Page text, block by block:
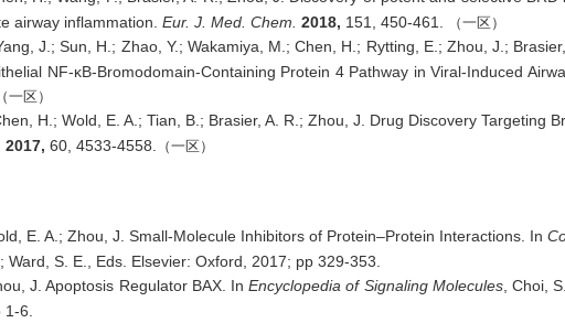
airway inflammation. Eur. J. Med. Chem. 2018, 151, 450-461.
（一区）
J.; Sun, H.; Zhao, Y.; Wakamiya, M.; Chen, H.; Rytting, E.; Zhou, J.;
NF-κB-Bromodomain-Containing Protein 4 Pathway in Viral-Induced
（一区）
H.; Wold, E. A.; Tian, B.; Brasier, A. R.; Zhou, J. Drug Discovery Targeting
2017, 60, 4533-4558. （一区）
E. A.; Zhou, J. Small-Molecule Inhibitors of Protein–Protein Interactions. In
Ward, S. E., Eds. Elsevier: Oxford, 2017; pp 329-353.
J. Apoptosis Regulator BAX. InEncyclopedia of Signaling Molecules, Choi,
6.